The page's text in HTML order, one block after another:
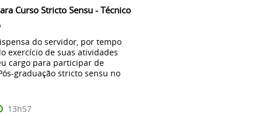
Curso Stricto Sensu - Técnico
do servidor, por tempo
exercício de suas atividades
cargo para participar de
graduação stricto sensu no
13h57